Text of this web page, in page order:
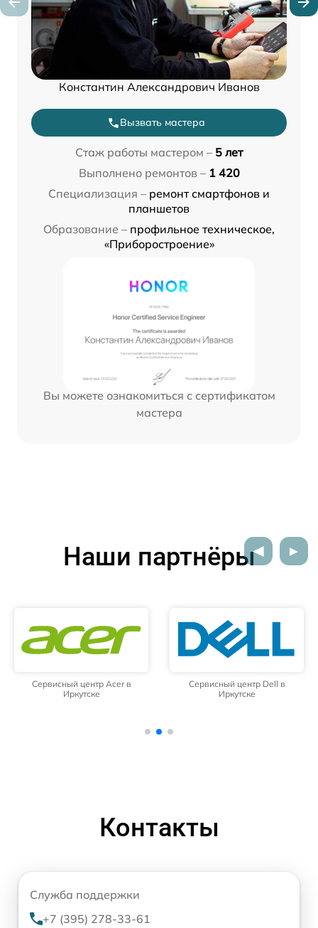
Константин Александрович Иванов
Вызвать мастера
Стаж работы мастером – 5 лет
Выполнено ремонтов – 1 420
Специализация – ремонт смартфонов и
планшетов
Образование – профильное техническое,
«Приборостроение»
Вы можете ознакомиться с сертификатом
мастера
Наши партнёры
Сервисный центр Acer в
Иркутске
Сервисный центр Dell в
Иркутске
Контакты
Служба поддержки
+7 (395) 278-33-61